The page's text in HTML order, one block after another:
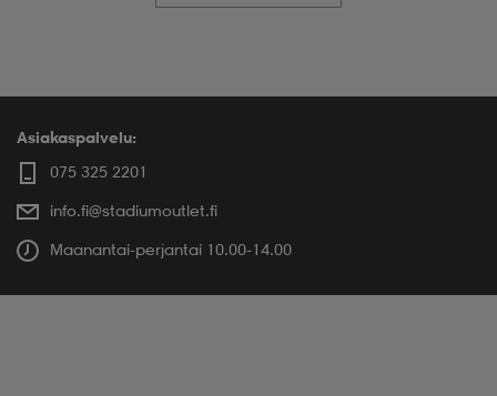
Asiakaspalvelu:
075 325 2201
info.fi@stadiumoutlet.fi
Maanantai-perjantai 10.00-14.00